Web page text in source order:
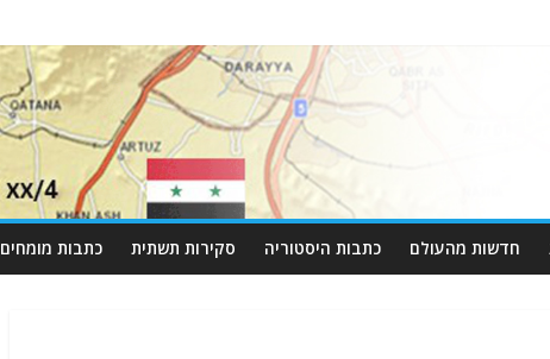
חדשות מהעולם כתבות היסטוריה סקירות תשתית כתבות מומחים